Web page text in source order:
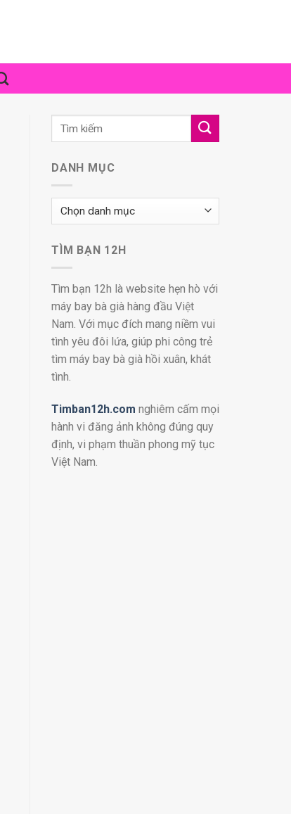
DANH MỤC
Danh
mục
TÌM BẠN 12H
Tìm bạn 12h là website hẹn hò với
máy bay bà già hàng đầu Việt
Nam. Với mục đích mang niềm vui
tình yêu đôi lứa, giúp phi công trẻ
tìm máy bay bà già hồi xuân, khát
tình.
Timban12h.com nghiêm cấm mọi
hành vi đăng ảnh không đúng quy
định, vi phạm thuần phong mỹ tục
Việt Nam.